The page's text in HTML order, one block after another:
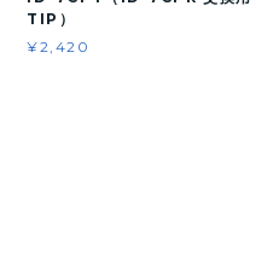
TIP）
¥2,420